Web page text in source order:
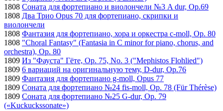
1808 Соната для фортепиано и виолончели №3 A dur, Op.69
1808 Два Трио Opus 70 для фортепиано, скрипки и
виолончели
1808 Фантазия для фортепиано, хора и оркестра c-moll, Op. 80
1808 "Choral Fantasy" (Fantasia in C minor for piano, chorus, and
orchestra), Op. 80
1809 Из "Фауста" Гёте, Op. 75, No. 3 ("Mephistos Flohlied")
1809 6 вариаций на оригинальную тему, D-dur, Op.76
1809 Фантазия для фортепиано g-moll, Opus 77
1809 Соната для фортепиано №24 fis-moll, Op. 78 (Für Thérèse)
1809 Соната для фортепиано №25 G-dur, Op. 79
(«Kuckuckssonate»)